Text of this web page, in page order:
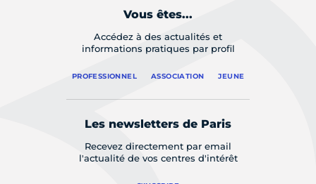
Vous êtes...
Accédez à des actualités et
informations pratiques par profil
PROFESSIONNEL ASSOCIATION JEUNE
Les newsletters de Paris
Recevez directement par email
l'actualité de vos centres d'intérêt